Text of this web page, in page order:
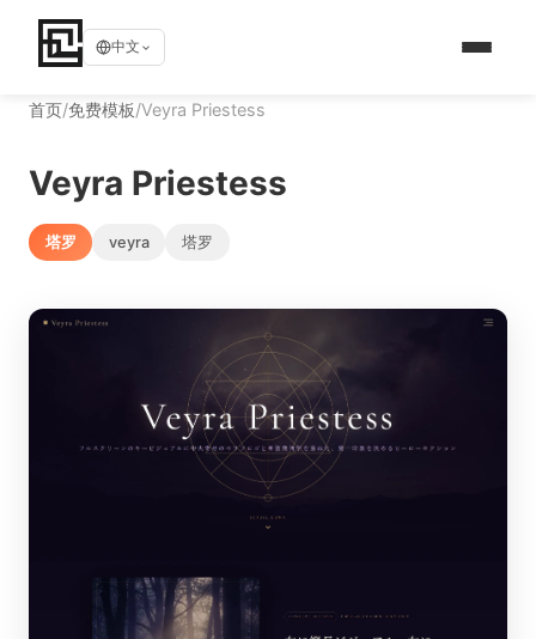
中文
首页/免费模板/Veyra Priestess
Veyra Priestess
塔罗 veyra 塔罗